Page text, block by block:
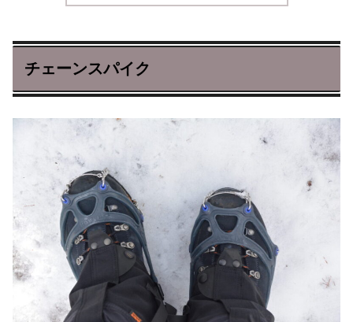
チェーンスパイク